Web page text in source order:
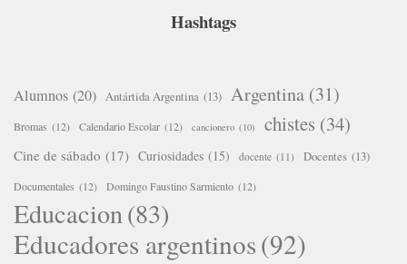
Hashtags
Alumnos (20) Antártida Argentina (13) Argentina (31)
Bromas (12) Calendario Escolar (12) cancionero (10) chistes (34)
Cine de sábado (17) Curiosidades (15) docente (11) Docentes (13)
Documentales (12) Domingo Faustino Sarmiento (12)
Educacion(83)
Educadores argentinos(92)